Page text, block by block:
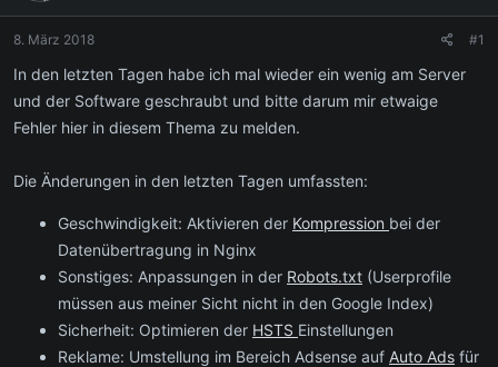
r
a
m
8. März 2018 #1
In den letzten Tagen habe ich mal wieder ein wenig am Server
und der Software geschraubt und bitte darum mir etwaige
Fehler hier in diesem Thema zu melden.
Die Änderungen in den letzten Tagen umfassten:
Geschwindigkeit: Aktivieren der Kompression bei der
Datenübertragung in Nginx
Sonstiges: Anpassungen in der Robots.txt (Userprofile
müssen aus meiner Sicht nicht in den Google Index)
Sicherheit: Optimieren der HSTS Einstellungen
Reklame: Umstellung im Bereich Adsense auf Auto Ads für